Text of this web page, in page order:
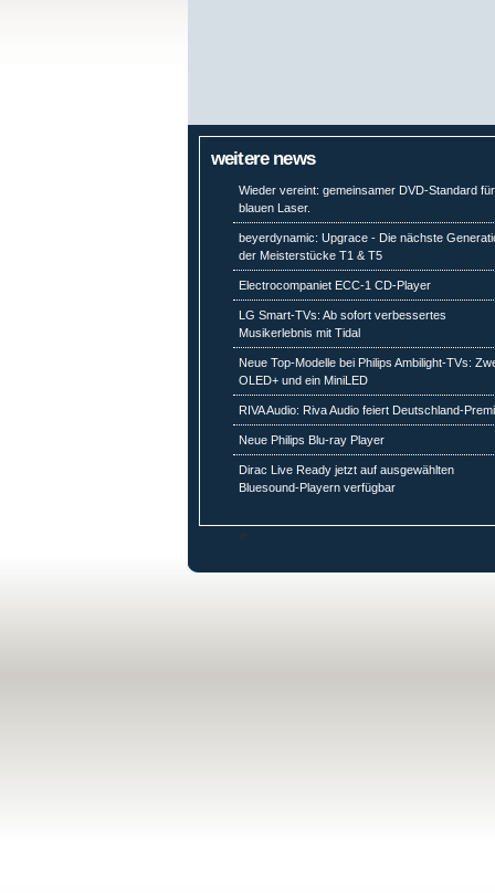
weitere news
Wieder vereint: gemeinsamer DVD-Standard für
blauen Laser.
beyerdynamic: Upgrace - Die nächste
der Meisterstücke T1 & T5
Electrocompaniet ECC-1 CD-Player
LG Smart-TVs: Ab sofort verbessertes
Musikerlebnis mit Tidal
Neue Top-Modelle bei Philips Ambilight-TVs:
OLED+ und ein MiniLED
RIVA Audio: Riva Audio feiert Deutschland-
Neue Philips Blu-ray Player
Dirac Live Ready jetzt auf ausgewählten
Bluesound-Playern verfügbar